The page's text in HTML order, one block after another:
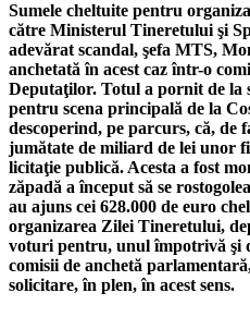
Sumele cheltuite pentru
către Ministerul Tineretului şi
adevărat scandal, şefa MTS,
anchetată în acest caz într-o
Deputaţilor. Totul a pornit de la
pentru scena principală de la
descoperind, pe parcurs, că, de
jumătate de miliard de lei unor
licitaţie publică. Acesta a fost
zăpadă a început să se
au ajuns cei 628.000 de euro
organizarea Zilei Tineretului,
voturi pentru, unul împotrivă şi
comisii de anchetă
solicitare, în plen, în acest sens.